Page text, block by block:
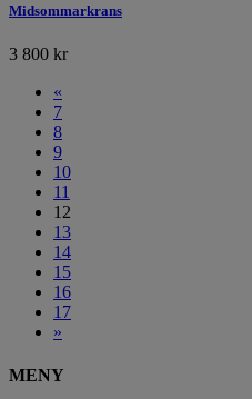
Midsommarkrans
3 800 kr
«
7
8
9
10
11
12
13
14
15
16
17
»
MENY